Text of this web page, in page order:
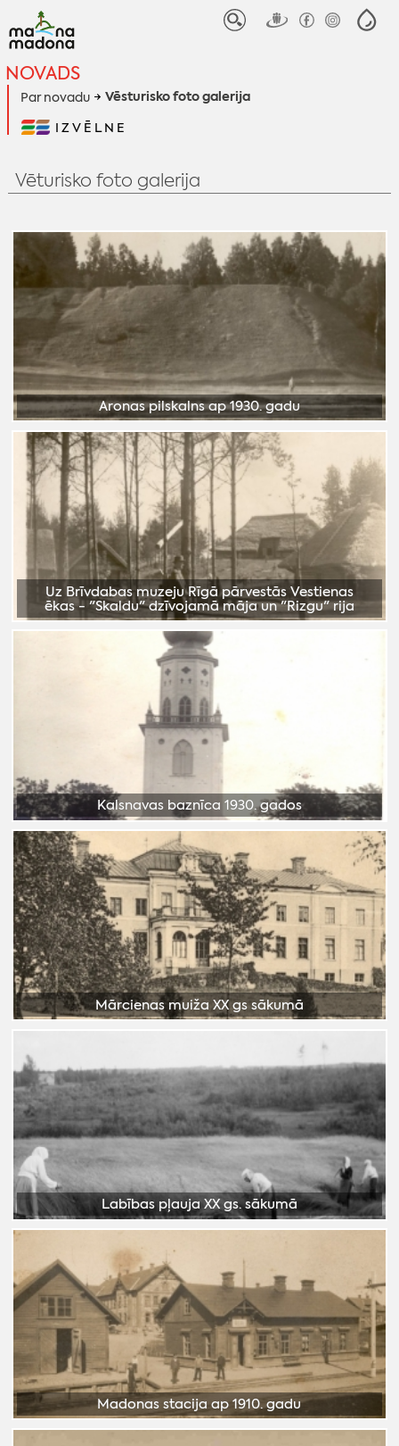
NOVADS
Par novadu Vēsturisko foto galerija
IZVĒLNE
Vēturisko foto galerija